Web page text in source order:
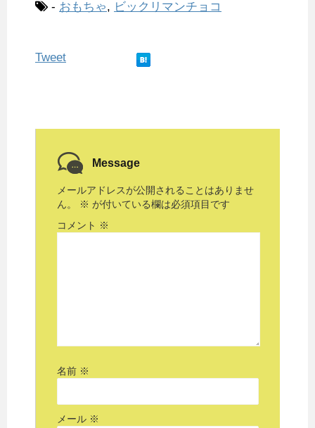
- おもちゃ, ビックリマンチョコ
Tweet
Message
メールアドレスが公開されることはありませ
ん。
※ が付いている欄は必須項目です
コメント ※
名前 ※
メール ※